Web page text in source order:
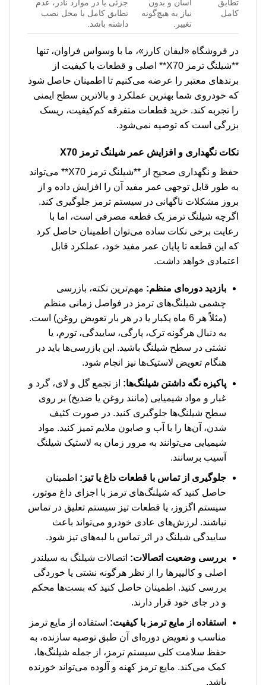
تطابق
کامل
آسان و بدون
نیاز به هیچ‌گونه
تغییر.
جزئی یا در موارد نادر، عدم
تطابق کامل با محل نصب
داشته باشد.
در فروشگاه «لیفان کارز»، ما با وسواس فراوان، تنها
**شیلنگ ترمز X70** اصلی و قطعات با کیفیت از
برندهای معتبر را عرضه می‌کنیم تا اطمینان حاصل شود
که خودروی شما بهترین عملکرد و بالاترین سطح ایمنی
را تجربه کند. خرید قطعات متفرقه کم‌کیفیت، ریسک
بزرگی است که توصیه نمی‌شود.
نکات نگهداری و افزایش عمر شیلنگ ترمز X70
حفظ و نگهداری صحیح از **شیلنگ ترمز X70** می‌تواند
به طور قابل توجهی عمر مفید آن را افزایش داده و از
بروز مشکلات ناگهانی در سیستم ترمز جلوگیری کند.
اگرچه شیلنگ ترمز یک قطعه مصرفی است، اما با
رعایت برخی نکات ساده می‌توان اطمینان حاصل کرد
که این قطعه تا پایان عمر مفید خود، عملکرد قابل
اعتمادی خواهد داشت.
بازدید دوره‌ای منظم: مهم‌ترین نکته، بازرسی
چشمی شیلنگ‌های ترمز در فواصل زمانی منظم
(مثلاً هر 6 ماه یکبار یا در هر بار تعویض روغن) است.
به دنبال هرگونه ترک، پارگی، ساییدگی، تورم، یا
نشتی در سطح شیلنگ باشید. این بازرسی‌ها باید در
هنگام تعویض لاستیک‌ها نیز انجام شود.
پاکیزه نگه داشتن شیلنگ‌ها: از تجمع گل و لای، گرد و
غبار و مواد شیمیایی (مانند روغن یا ضدیخ) بر روی
سطح شیلنگ‌ها جلوگیری کنید. در صورت کثیف
شدن، آن‌ها را با آب و صابون ملایم تمیز کنید. مواد
شیمیایی می‌توانند به مرور زمان به لاستیک شیلنگ
آسیب برسانند.
جلوگیری از تماس با قطعات داغ یا تیز: اطمینان
حاصل کنید که شیلنگ‌های ترمز با اجزای داغ موتور،
سیستم اگزوز، یا قطعات تیز سیستم تعلیق در تماس
نباشند. لرزش‌های عادی خودرو می‌تواند باعث
ساییدگی شیلنگ در اثر تماس با لبه‌های تیز شود.
بررسی وضعیت اتصالات: اتصالات شیلنگ به سیلندر
اصلی و کالیپرها را از نظر هرگونه نشتی یا خوردگی
بررسی کنید. اطمینان حاصل کنید که بست‌ها محکم
و در جای خود قرار دارند.
استفاده از مایع ترمز با کیفیت: استفاده از مایع ترمز
مناسب و تعویض دوره‌ای آن طبق توصیه سازنده، به
حفظ سلامت کلی سیستم ترمز، از جمله شیلنگ‌ها،
کمک می‌کند. مایع ترمز کهنه و آلوده می‌تواند خورنده
باشد.